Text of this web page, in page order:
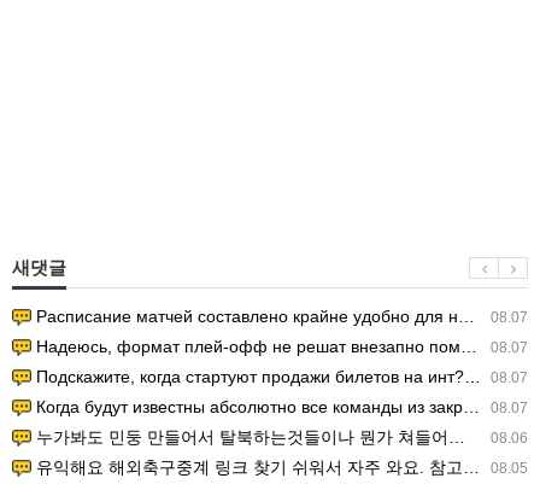
새댓글
08.07
Расписание матчей составлено крайне удобно для нашего часово…
08.07
Надеюсь, формат плей-офф не решат внезапно поменять. https:/…
08.07
Подскажите, когда стартуют продажи билетов на инт? https://g…
08.07
Когда будут известны абсолютно все команды из закрытых квали…
08.06
누가봐도 민둥 만들어서 탈북하는것들이나 뭔가 쳐들어오는 낌새를 미리 알아차리기 위함이지 저걸 전쟁준비라고 하…
08.05
유익해요 해외축구중계 링크 찾기 쉬워서 자주 와요. 참고로 무료스포츠중계 정보 확인할 때 출처 꼭 체크해요.…